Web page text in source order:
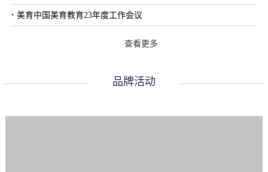
· 美育中国美育教育23年度工作会议
查看更多
品牌活动